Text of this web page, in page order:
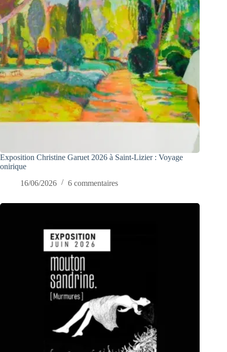
Exposition Christine Garuet 2026 à Saint-Lizier : Voyage
onirique
16/06/2026
6 commentaires